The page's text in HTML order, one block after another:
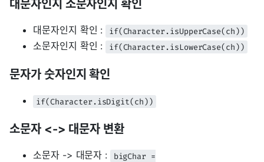
대문자인지 소문자인지 확인
대문자인지 확인 : if(Character.isUpperCase(ch))
소문자인지 확인 : if(Character.isLowerCase(ch))
문자가 숫자인지 확인
if(Character.isDigit(ch))
소문자 <-> 대문자 변환
소문자 -> 대문자 :
bigChar =